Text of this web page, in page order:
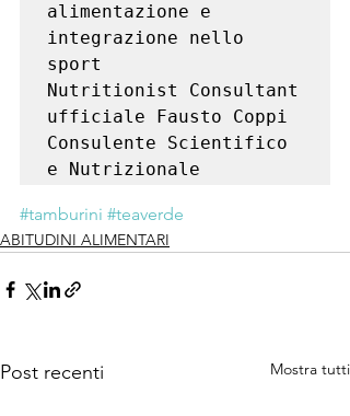
alimentazione e
integrazione nello
sport
Nutritionist Consultant
ufficiale Fausto Coppi
Consulente Scientifico
e Nutrizionale
#tamburini #teaverde
ABITUDINI ALIMENTARI
Post recenti Mostra tutti